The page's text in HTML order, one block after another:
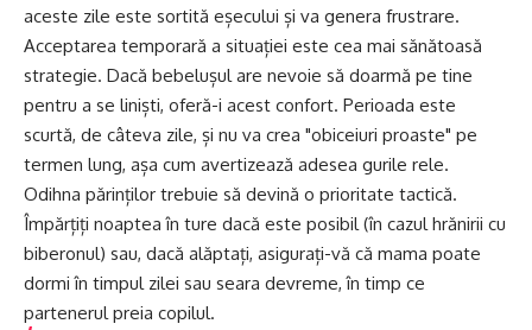
aceste zile este sortită eșecului și va genera frustrare.
Acceptarea temporară a situației este cea mai sănătoasă
strategie. Dacă bebelușul are nevoie să doarmă pe tine
pentru a se liniști, oferă-i acest confort. Perioada este
scurtă, de câteva zile, și nu va crea "obiceiuri proaste" pe
termen lung, așa cum avertizează adesea gurile rele.
Odihna părinților trebuie să devină o prioritate tactică.
Împărțiți noaptea în ture dacă este posibil (în cazul hrănirii cu
biberonul) sau, dacă alăptați, asigurați-vă că mama poate
dormi în timpul zilei sau seara devreme, în timp ce
partenerul preia copilul.